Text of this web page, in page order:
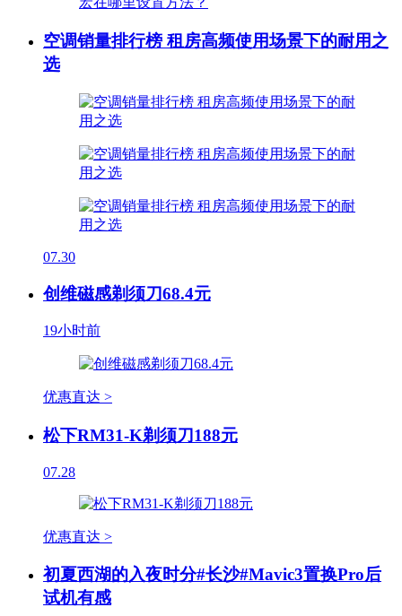
空调销量排行榜 租房高频使用场景下的耐用之
选
07.30
创维磁感剃须刀68.4元
19小时前
优惠直达 >
松下RM31-K剃须刀188元
07.28
优惠直达 >
初夏西湖的入夜时分#长沙#Mavic3置换Pro后
试机有感